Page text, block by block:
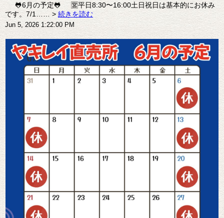
🐸6月の予定🐸 🈺平日8:30〜16:00土日祝日は基本的にお休み
です。7/1…… > 続きを読む
Jun 5, 2026 1:22:00 PM